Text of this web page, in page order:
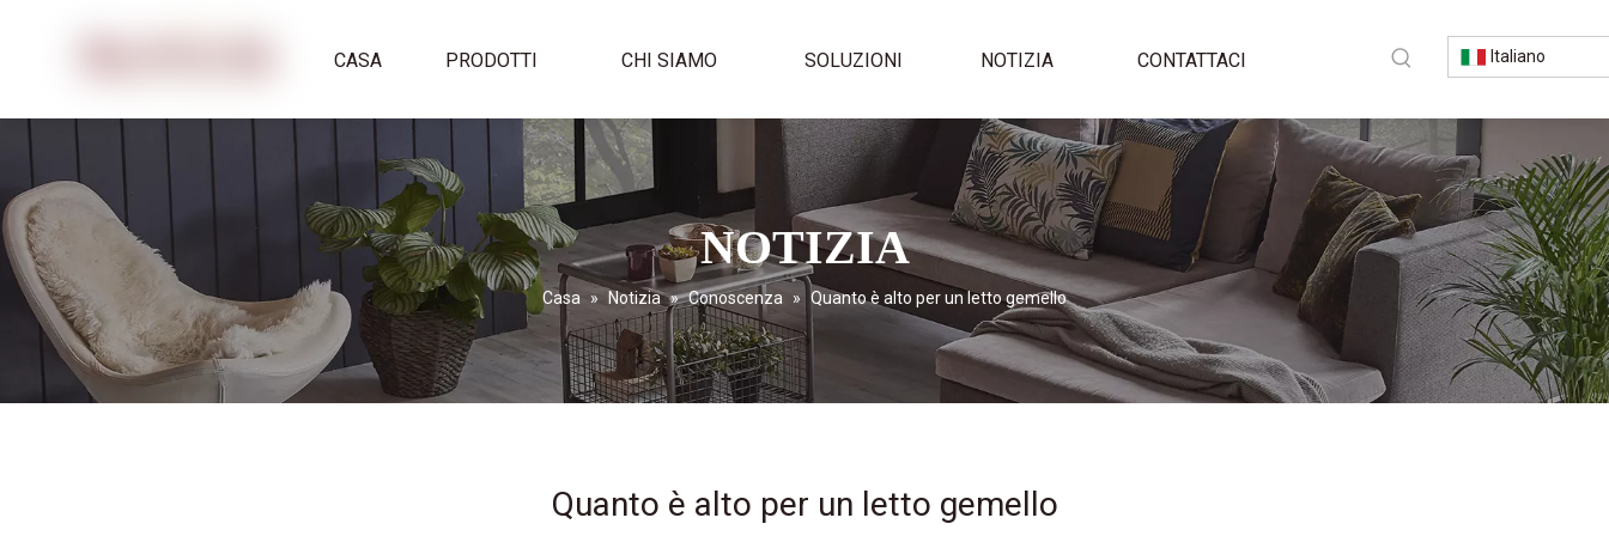
CASA PRODOTTI CHI SIAMO SOLUZIONI NOTIZIA CONTATTACI Italiano
NOTIZIA
Casa » Notizia » Conoscenza » Quanto è alto per un letto gemello
Quanto è alto per un letto gemello